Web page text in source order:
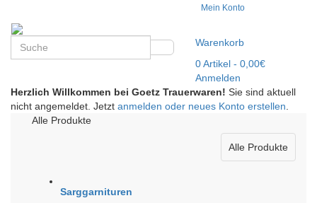
Mein Konto
Warenkorb
0Artikel - 0,00€
Anmelden
Herzlich Willkommen bei Goetz Trauerwaren! Sie sind aktuell
nicht angemeldet. Jetzt anmelden oder neues Konto erstellen
Alle Produkte
Alle Produkte
Sarggarnituren